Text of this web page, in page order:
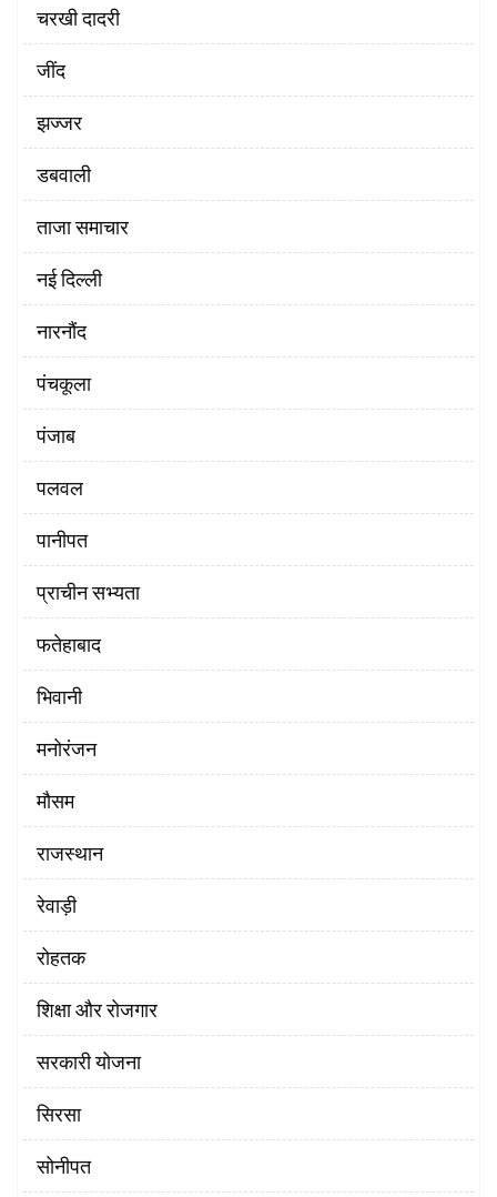
चरखी दादरी
‌जींद
झज्जर
डबवाली
ताजा समाचार
नई दिल्ली
नारनौंद
पंचकूला
पंजाब
पलवल
पानीपत
प्राचीन सभ्यता
फतेहाबाद
भिवानी
मनोरंजन
मौसम
राजस्थान
रेवाड़ी
रोहतक
शिक्षा और रोजगार
सरकारी योजना
सिरसा
सोनीपत